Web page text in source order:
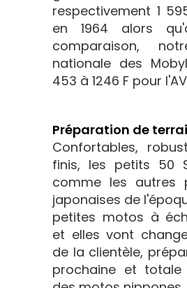
respectivement 1
en 1964 alors
comparaison,
nationale des
453 à 1246 F pour
Préparation de
Confortables,
finis, les petits 50
comme les autres
japonaises de
petites motos à
et elles vont
de la clientèle,
prochaine et totale